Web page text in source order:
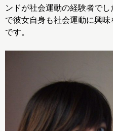
ンドが社会運動の経験者で
で彼女自身も社会運動に興
です。